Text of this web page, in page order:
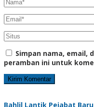
Simpan nama, email,
peramban ini untuk
Bahlil Lantik Pejabat Baru